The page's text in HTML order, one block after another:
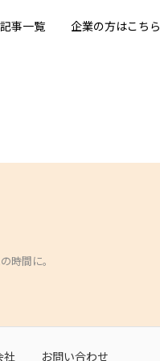
記事一覧 企業の方はこちら
時間に。
社 お問い合わせ